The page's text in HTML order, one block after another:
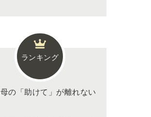
ランキング
の「助けて」が離れない